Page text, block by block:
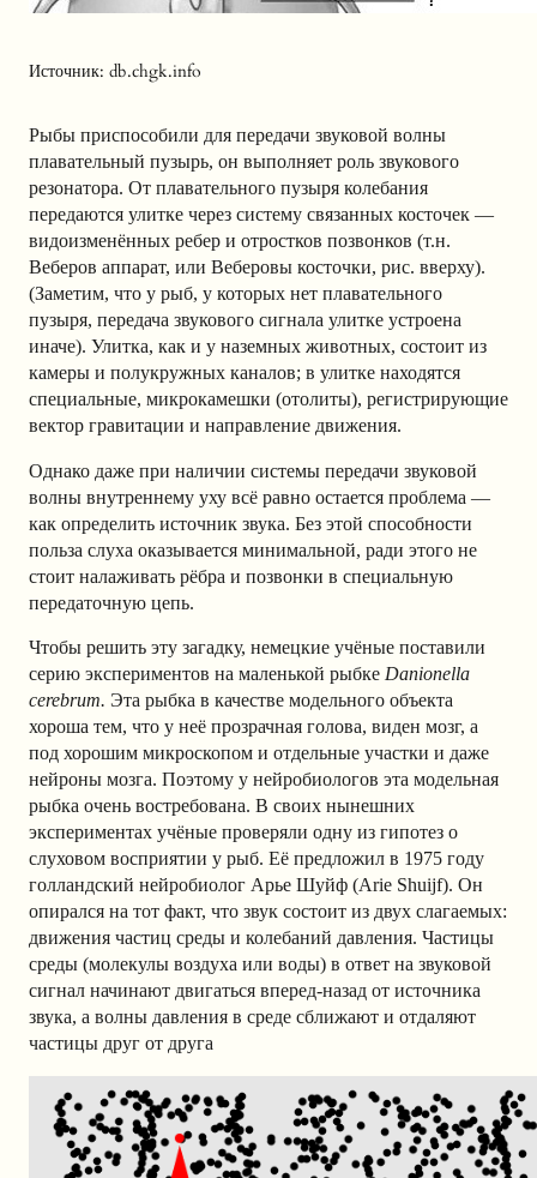
Источник: db.chgk.info
Рыбы приспособили для передачи звуковой волны
плавательный пузырь, он выполняет роль звукового
резонатора. От плавательного пузыря колебания
передаются улитке через систему связанных косточек —
видоизменённых ребер и отростков позвонков (т.н.
Веберов аппарат, или Веберовы косточки, рис. вверху).
(Заметим, что у рыб, у которых нет плавательного
пузыря, передача звукового сигнала улитке устроена
иначе). Улитка, как и у наземных животных, состоит из
камеры и полукружных каналов; в улитке находятся
специальные, микрокамешки (отолиты), регистрирующие
вектор гравитации и направление движения.
Однако даже при наличии системы передачи звуковой
волны внутреннему уху всё равно остается проблема —
как определить источник звука. Без этой способности
польза слуха оказывается минимальной, ради этого не
стоит налаживать рёбра и позвонки в специальную
передаточную цепь.
Чтобы решить эту загадку, немецкие учёные поставили
серию экспериментов на маленькой рыбке Danionella
cerebrum. Эта рыбка в качестве модельного объекта
хороша тем, что у неё прозрачная голова, виден мозг, а
под хорошим микроскопом и отдельные участки и даже
нейроны мозга. Поэтому у нейробиологов эта модельная
рыбка очень востребована. В своих нынешних
экспериментах учёные проверяли одну из гипотез о
слуховом восприятии у рыб. Её предложил в 1975 году
голландский нейробиолог Арье Шуйф (Arie Shuijf). Он
опирался на тот факт, что звук состоит из двух слагаемых:
движения частиц среды и колебаний давления. Частицы
среды (молекулы воздуха или воды) в ответ на звуковой
сигнал начинают двигаться вперед-назад от источника
звука, а волны давления в среде сближают и отдаляют
частицы друг от друга